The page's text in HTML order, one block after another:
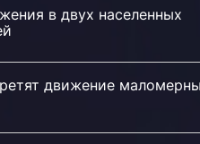
в двух населенных
движение